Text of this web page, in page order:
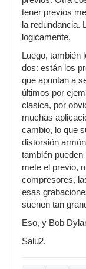
tener previos
la redundancia.
logicamente.
Luego, también
dos: están los
que apuntan a
últimos por
clasica, por
muchas
cambio, lo que
distorsión
también
mete el previo,
compresores,
esas
suenen tan
Eso, y Bob
Salu2.